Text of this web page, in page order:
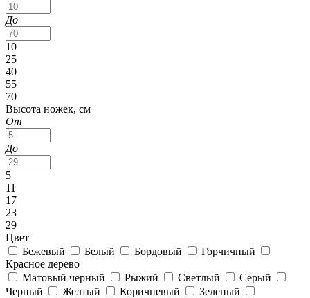
До
10
25
40
55
70
Высота ножек, см
От
До
5
11
17
23
29
Цвет
Бежевый
Белый Бордовый
Горчичный
Красное дерево
Матовый черный
Рыжий Светлый
Серый
Черный
Желтый Коричневый
Зеленый